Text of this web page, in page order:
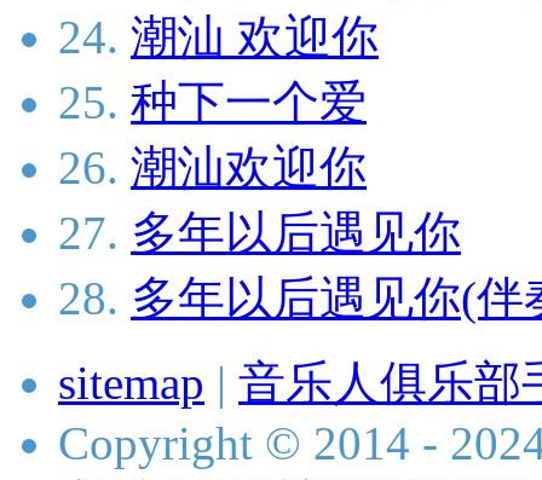
24. 潮汕 欢迎你
25. 种下一个爱
26. 潮汕欢迎你
27. 多年以后遇见你
28. 多年以后遇见你(伴
sitemap | 音乐人俱乐部
Copyright © 2014 -